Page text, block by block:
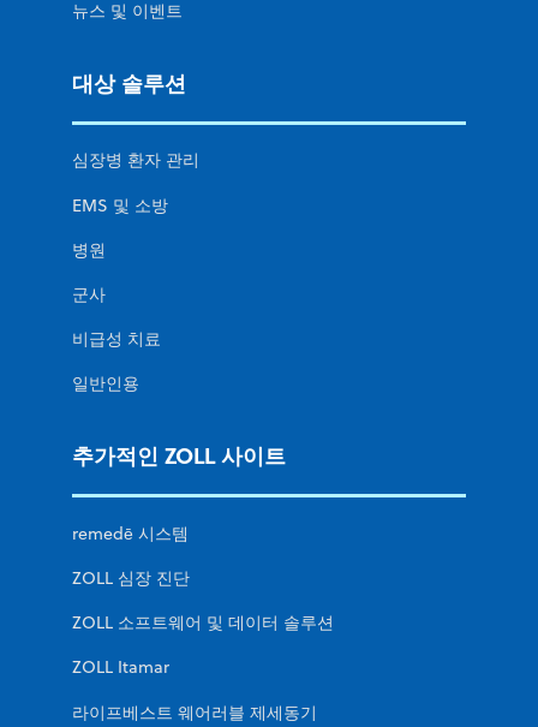
뉴스 및 이벤트
대상 솔루션
심장병 환자 관리
EMS 및 소방
병원
군사
비급성 치료
일반인용
추가적인 ZOLL 사이트
remedē 시스템
ZOLL 심장 진단
ZOLL 소프트웨어 및 데이터 솔루션
ZOLL Itamar
라이프베스트 웨어러블 제세동기